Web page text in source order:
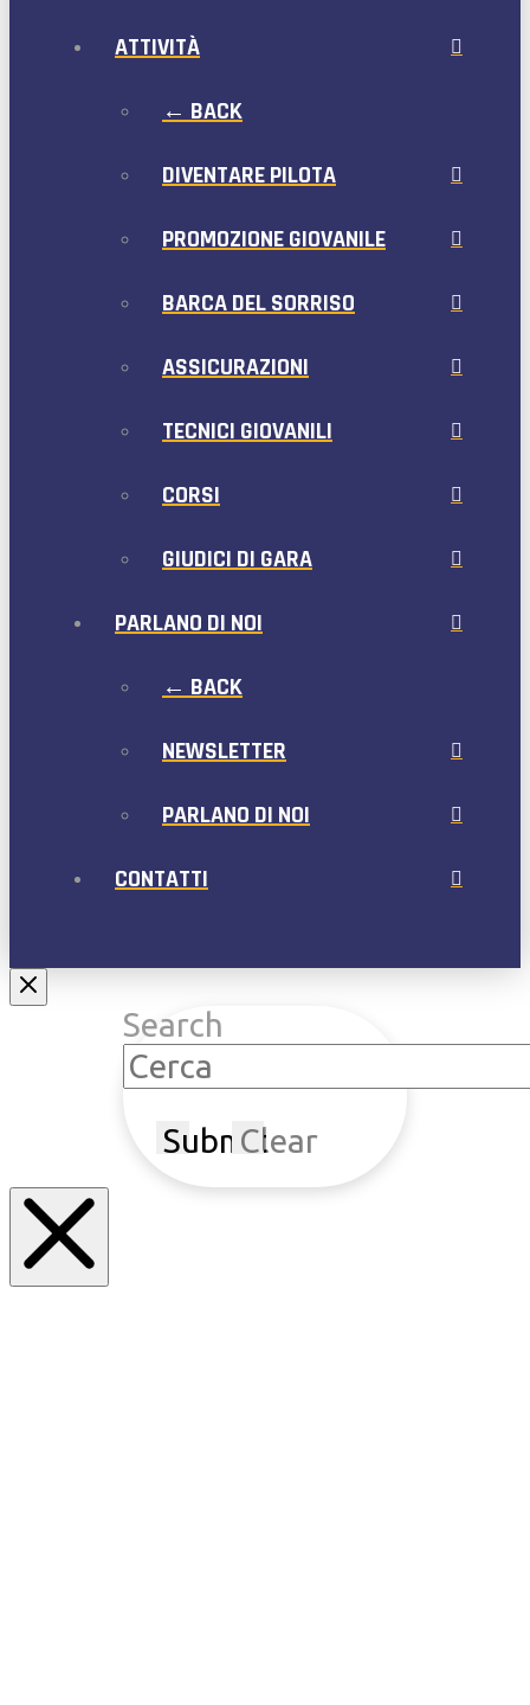
ATTIVITÀ
← BACK
DIVENTARE PILOTA
PROMOZIONE GIOVANILE
BARCA DEL SORRISO
ASSICURAZIONI
TECNICI GIOVANILI
CORSI
GIUDICI DI GARA
PARLANO DI NOI
← BACK
NEWSLETTER
PARLANO DI NOI
CONTATTI
Search
SubmitClear